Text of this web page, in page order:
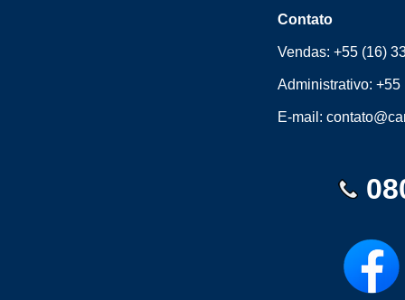
Contato
Vendas:+55 (16)
Administrativo:+55
E-mail: